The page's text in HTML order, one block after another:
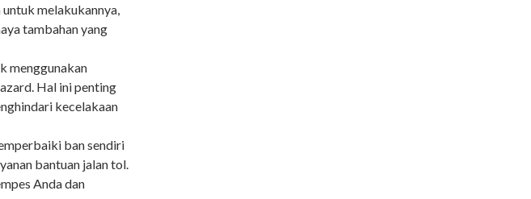
untuk melakukannya,
tambahan yang
menggunakan
Hal ini penting
kecelakaan
ban sendiri
bantuan jalan tol.
Anda dan